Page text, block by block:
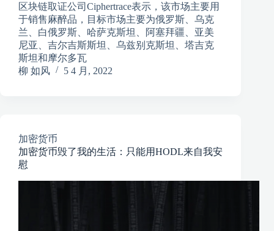
区块链取证公司Ciphertrace表示，该市场主要用
于销售麻醉品，目标市场主要为俄罗斯、乌克
兰、白俄罗斯、哈萨克斯坦、阿塞拜疆、亚美
尼亚、吉尔吉斯斯坦、乌兹别克斯坦、塔吉克
斯坦和摩尔多瓦
柳 如风
5 4 月, 2022
加密货币
加密货币毁了我的生活：只能用HODL来自我安
慰